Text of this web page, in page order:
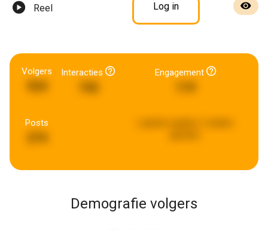
Reel Log in
Volgers Interacties Engagement
Posts
Demografie volgers